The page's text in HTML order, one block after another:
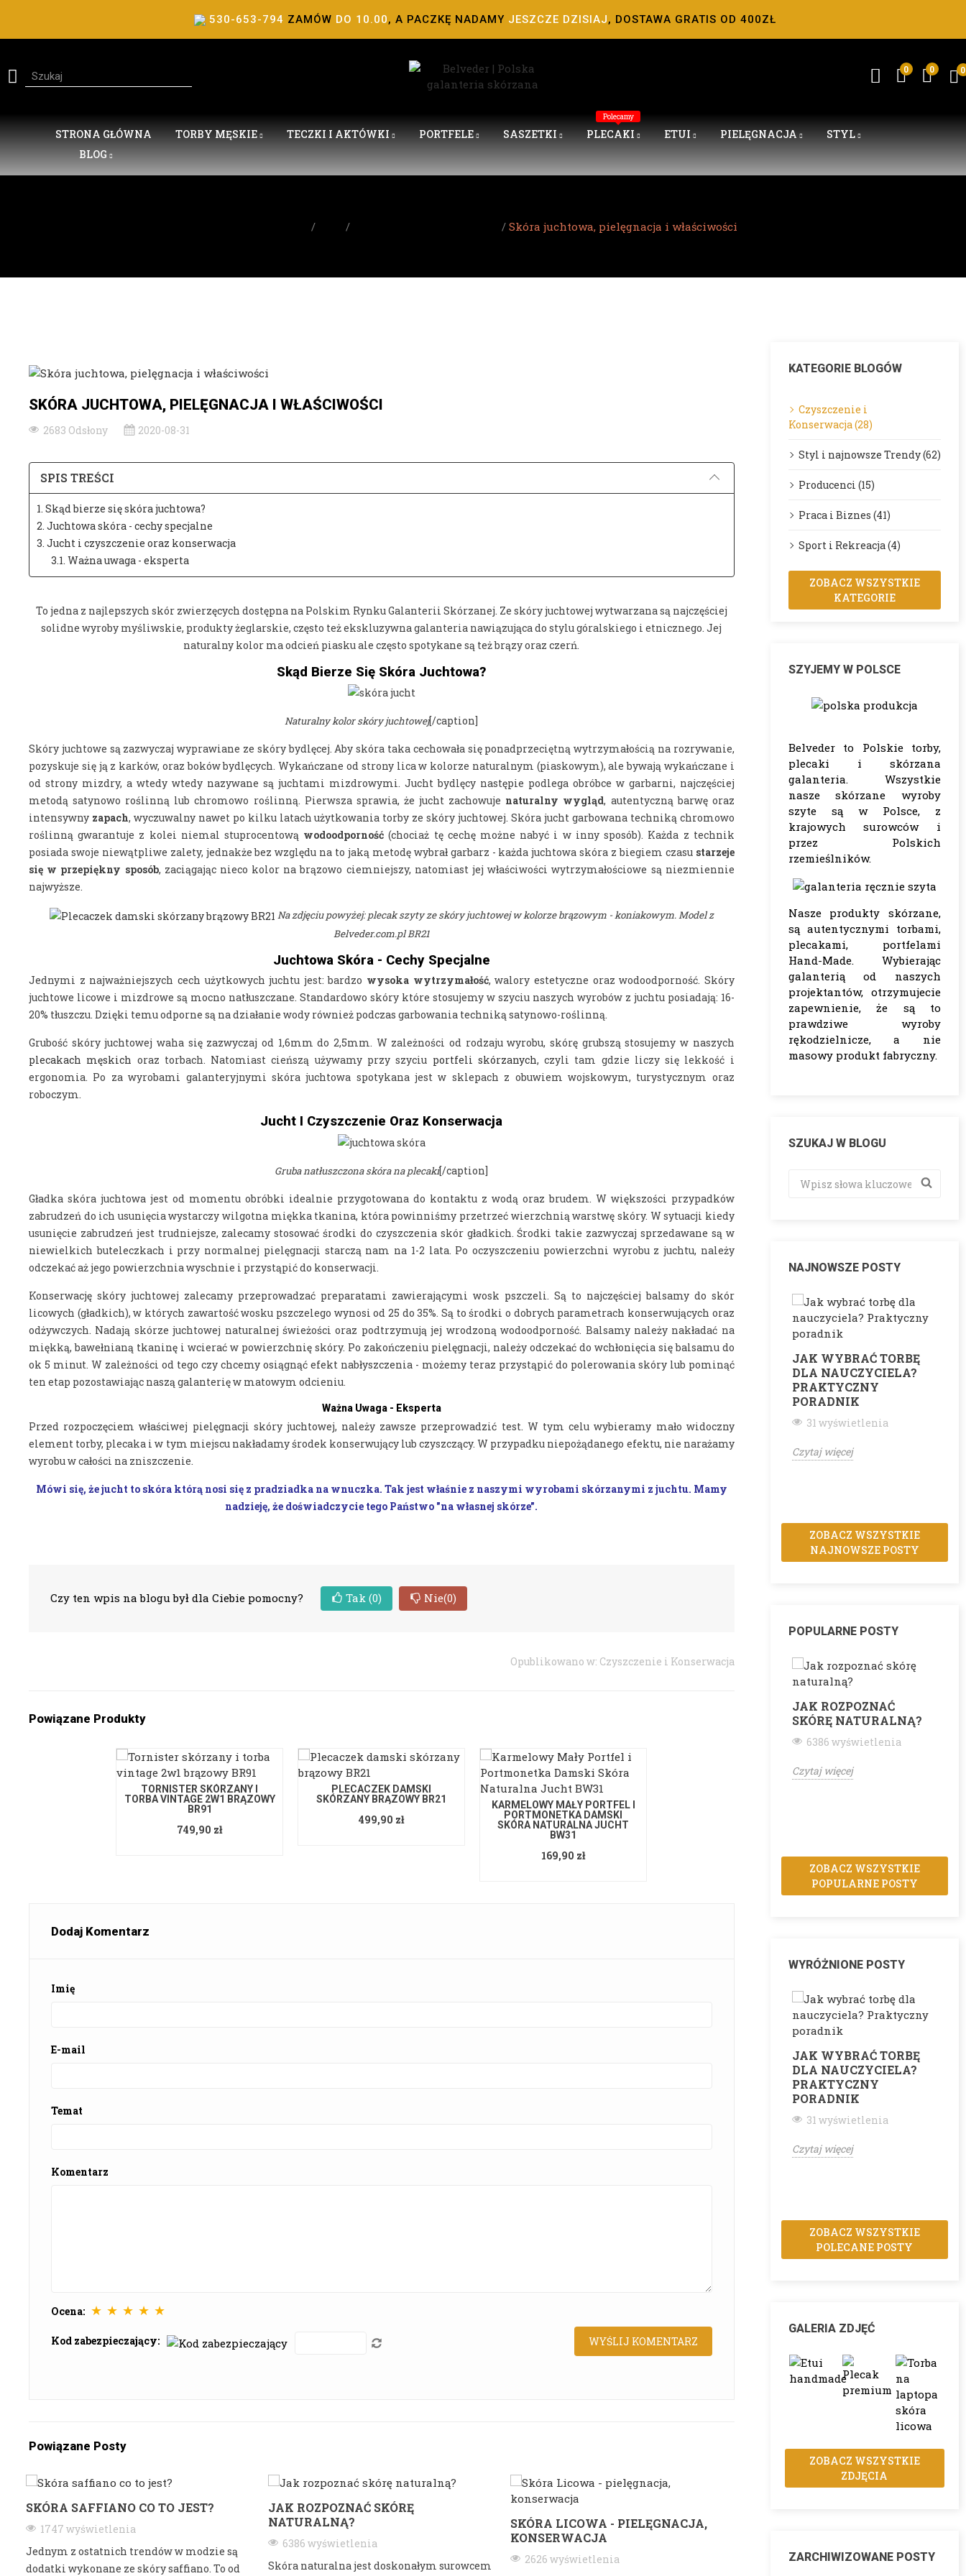
530-653-794 ZAMÓW DO 10.00, A PACZKĘ NADAMY JESZCZE DZISIAJ, DOSTAWA GRATIS OD 400ZŁ
0 0 0
STRONA GŁÓWNA TORBY MĘSKIE TECZKI I AKTÓWKI PORTFELE SASZETKI PLECAKI
Polecamy
ETUI PIELĘGNACJA
STYL
BLOG
Skóra juchtowa, pielęgnacja i właściwości
SKÓRA JUCHTOWA, PIELĘGNACJA I WŁAŚCIWOŚCI
2683 Odsłony Opublikowano:
2020-08-31
SPIS TREŚCI
1. Skąd bierze się skóra juchtowa?
2. Juchtowa skóra - cechy specjalne
3. Jucht i czyszczenie oraz konserwacja
3.1. Ważna uwaga - eksperta
To jedna z najlepszych skór zwierzęcych dostępna na Polskim Rynku Galanterii Skórzanej. Ze skóry juchtowej wytwarzana są najczęściej
solidne wyroby myśliwskie, produkty żeglarskie, często też ekskluzywna galanteria nawiązująca do stylu góralskiego i etnicznego. Jej
naturalny kolor ma odcień piasku ale często spotykane są też brązy oraz czerń.
Skąd Bierze Się Skóra Juchtowa?
Naturalny kolor skóry juchtowej[/caption]
Skóry juchtowe są zazwyczaj wyprawiane ze skóry bydlęcej. Aby skóra taka cechowała się ponadprzeciętną wytrzymałością na rozrywanie,
pozyskuje się ją z karków, oraz boków bydlęcych. Wykańczane od strony lica w kolorze naturalnym (piaskowym), ale bywają wykańczane i
od strony mizdry, a wtedy wtedy nazywane są juchtami mizdrowymi. Jucht bydlęcy następie podlega obróbce w garbarni, najczęściej
metodą satynowo roślinną lub chromowo roślinną. Pierwsza sprawia, że jucht zachowuje naturalny wygląd, autentyczną barwę oraz
intensywny zapach, wyczuwalny nawet po kilku latach użytkowania torby ze skóry juchtowej. Skóra jucht garbowana techniką chromowo
roślinną gwarantuje z kolei niemal stuprocentową wodoodporność (chociaż tę cechę możne nabyć i w inny sposób). Każda z technik
posiada swoje niewątpliwe zalety, jednakże bez względu na to jaką metodę wybrał garbarz - każda juchtowa skóra z biegiem czasu starzeje
się w przepiękny sposób, zaciągając nieco kolor na brązowo ciemniejszy, natomiast jej właściwości wytrzymałościowe są niezmiennie
najwyższe.
Na zdjęciu powyżej: plecak szyty ze skóry juchtowej w kolorze brązowym - koniakowym. Model z
Belveder.com.pl BR21
Juchtowa Skóra - Cechy Specjalne
Jednymi z najważniejszych cech użytkowych juchtu jest: bardzo wysoka wytrzymałość, walory estetyczne oraz wodoodporność. Skóry
juchtowe licowe i mizdrowe są mocno natłuszczane. Standardowo skóry które stosujemy w szyciu naszych wyrobów z juchtu posiadają: 16-
20% tłuszczu. Dzięki temu odporne są na działanie wody również podczas garbowania techniką satynowo-roślinną.
Grubość skóry juchtowej waha się zazwyczaj od 1,6mm do 2,5mm. W zależności od rodzaju wyrobu, skórę grubszą stosujemy w naszych
plecakach męskich oraz torbach. Natomiast cieńszą używamy przy szyciu portfeli skórzanych, czyli tam gdzie liczy się lekkość i
ergonomia. Po za wyrobami galanteryjnymi skóra juchtowa spotykana jest w sklepach z obuwiem wojskowym, turystycznym oraz
roboczym.
Jucht I Czyszczenie Oraz Konserwacja
Gruba natłuszczona skóra na plecaki[/caption]
Gładka skóra juchtowa jest od momentu obróbki idealnie przygotowana do kontaktu z wodą oraz brudem. W większości przypadków
zabrudzeń do ich usunięcia wystarczy wilgotna miękka tkanina, która powinniśmy przetrzeć wierzchnią warstwę skóry. W sytuacji kiedy
usunięcie zabrudzeń jest trudniejsze, zalecamy stosować środki do czyszczenia skór gładkich. Środki takie zazwyczaj sprzedawane są w
niewielkich buteleczkach i przy normalnej pielęgnacji starczą nam na 1-2 lata. Po oczyszczeniu powierzchni wyrobu z juchtu, należy
odczekać aż jego powierzchnia wyschnie i przystąpić do konserwacji.
Konserwację skóry juchtowej zalecamy przeprowadzać preparatami zawierającymi wosk pszczeli. Są to najczęściej balsamy do skór
licowych (gładkich), w których zawartość wosku pszczelego wynosi od 25 do 35%. Są to środki o dobrych parametrach konserwujących oraz
odżywczych. Nadają skórze juchtowej naturalnej świeżości oraz podtrzymują jej wrodzoną wodoodporność. Balsamy należy nakładać na
miękką, bawełnianą tkaninę i wcierać w powierzchnię skóry. Po zakończeniu pielęgnacji, należy odczekać do wchłonięcia się balsamu do
ok 5 minut. W zależności od tego czy chcemy osiągnąć efekt nabłyszczenia - możemy teraz przystąpić do polerowania skóry lub pominąć
ten etap pozostawiając naszą galanterię w matowym odcieniu.
Ważna Uwaga - Eksperta
Przed rozpoczęciem właściwej pielęgnacji skóry juchtowej, należy zawsze przeprowadzić test. W tym celu wybieramy mało widoczny
element torby, plecaka i w tym miejscu nakładamy środek konserwujący lub czyszczący. W przypadku niepożądanego efektu, nie narażamy
wyrobu w całości na zniszczenie.
Mówi się, że jucht to skóra którą nosi się z pradziadka na wnuczka. Tak jest właśnie z naszymi wyrobami skórzanymi z juchtu. Mamy
nadzieję, że doświadczycie tego Państwo "na własnej skórze".
Czy ten wpis na blogu był dla Ciebie pomocny? Tak (0) Nie(0)
Opublikowano w: Czyszczenie i Konserwacja
Powiązane Produkty
TORNISTER SKÓRZANY I
TORBA VINTAGE 2W1 BRĄZOWY
BR91
749,90 zł
PLECACZEK DAMSKI
SKÓRZANY BRĄZOWY BR21
499,90 zł
KARMELOWY MAŁY PORTFEL I
PORTMONETKA DAMSKI
SKÓRA NATURALNA JUCHT
BW31
169,90 zł
Dodaj Komentarz
Imię
E-mail
Temat
Komentarz
Ocena: ★ ★ ★ ★ ★
Kod zabezpieczający:
Powiązane Posty
SKÓRA SAFFIANO CO TO JEST?
1747 wyświetlenia
Jednym z ostatnich trendów w modzie są
dodatki wykonane ze skóry saffiano. To od
JAK ROZPOZNAĆ SKÓRĘ
NATURALNĄ?
6386 wyświetlenia
Skóra naturalna jest doskonałym surowcem
SKÓRA LICOWA - PIELĘGNACJA,
KONSERWACJA
2626 wyświetlenia
PIELĘGNACJA, CECHY
KATEGORIE BLOGÓW
Czyszczenie i
Konserwacja (28)
Styl i najnowsze Trendy (62)
Producenci (15)
Praca i Biznes (41)
Sport i Rekreacja (4)
ZOBACZ WSZYSTKIE
KATEGORIE
SZYJEMY W POLSCE
Belveder to Polskie torby,
plecaki i skórzana
galanteria. Wszystkie
nasze skórzane wyroby
szyte są w Polsce, z
krajowych surowców i
przez Polskich
rzemieślników.
Nasze produkty skórzane,
są autentycznymi torbami,
plecakami, portfelami
Hand-Made. Wybierając
galanterią od naszych
projektantów, otrzymujecie
zapewnienie, że są to
prawdziwe wyroby
rękodzielnicze, a nie
masowy produkt fabryczny.
SZUKAJ W BLOGU
NAJNOWSZE POSTY
JAK WYBRAĆ TORBĘ
DLA NAUCZYCIELA?
PRAKTYCZNY
PORADNIK
31 wyświetlenia
Czytaj więcej
ZOBACZ WSZYSTKIE
NAJNOWSZE POSTY
POPULARNE POSTY
JAK ROZPOZNAĆ
SKÓRĘ NATURALNĄ?
6386 wyświetlenia
Czytaj więcej
ZOBACZ WSZYSTKIE
POPULARNE POSTY
WYRÓŻNIONE POSTY
JAK WYBRAĆ TORBĘ
DLA NAUCZYCIELA?
PRAKTYCZNY
PORADNIK
31 wyświetlenia
Czytaj więcej
ZOBACZ WSZYSTKIE
POLECANE POSTY
GALERIA ZDJĘĆ
ZOBACZ WSZYSTKIE
ZDJĘCIA
ZARCHIWIZOWANE POSTY